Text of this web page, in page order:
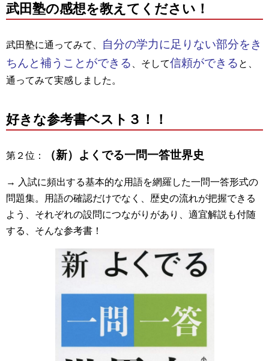
武田塾の感想を教えてください！
武田塾に通ってみて、
自分の学力に足りない部分をき
ちんと補うことができる
、そして信頼ができる と、
通ってみて実感しました。
好きな参考書ベスト３！！
第２位： （新）よくでる一問一答世界史
→ 入試に頻出する基本的な用語を網羅した一問一答形式の
問題集。用語の確認だけでなく、歴史の流れが把握できる
よう、それぞれの設問につながりがあり、適宜解説も付随
する、そんな参考書！